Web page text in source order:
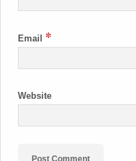
Email *
Website